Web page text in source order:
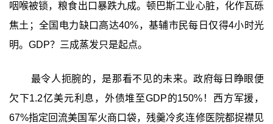
咽喉被锁，粮食出口暴跌九成。顿巴斯工业心脏，化作瓦砾
焦土；全国电力缺口高达40%，基辅市民每日仅得4小时光
明。GDP？三成蒸发只是起点。
最令人扼腕的，是那看不见的未来。政府每日睁眼便
欠下1.2亿美元利息，外债堆至GDP的150%！西方军援，
67%指定回流美国军火商口袋，残羹冷炙连修医院都捉襟见